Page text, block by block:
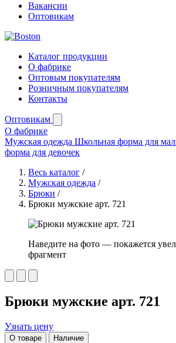
Вакансии
Оптовикам
Каталог продукции
О фабрике
Оптовым покупателям
Розничным покупателям
Контакты
Оптовикам
О фабрике
Мужская одежда Школьная форма для
форма для девочек
Весь каталог /
Мужская одежда /
Брюки /
Брюки мужские арт. 721
Наведите на фото — покажется
фрагмент
Брюки мужские арт. 721
Узнать цену
О товаре Наличие